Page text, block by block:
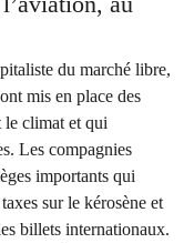
du marché libre,
mis en place des
le climat et qui
Les compagnies
importants qui
sur le kérosène et
billets internationaux.